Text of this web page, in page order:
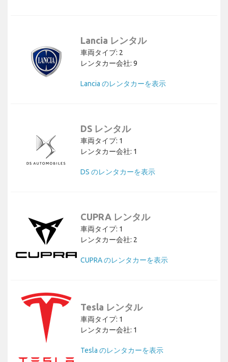
Lancia レンタル
車両タイプ: 2
レンタカー会社: 9
Lancia のレンタカーを表示
DS レンタル
車両タイプ: 1
レンタカー会社: 1
DS のレンタカーを表示
CUPRA レンタル
車両タイプ: 1
レンタカー会社: 2
CUPRA のレンタカーを表示
Tesla レンタル
車両タイプ: 1
レンタカー会社: 1
Tesla のレンタカーを表示